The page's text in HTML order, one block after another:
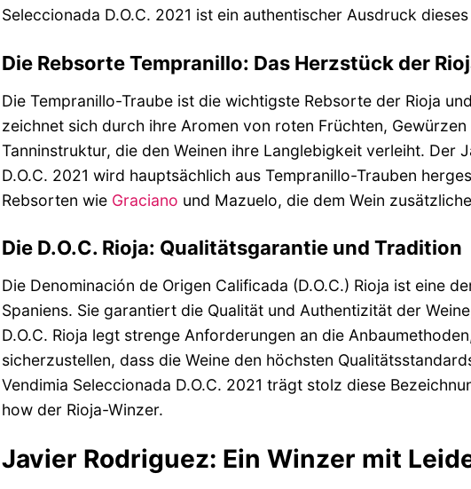
Seleccionada D.O.C. 2021 ist ein authentischer Ausdruck
Die Rebsorte Tempranillo: Das Herzstück der
Die Tempranillo-Traube ist die wichtigste Rebsorte der Rioja
zeichnet sich durch ihre Aromen von roten Früchten,
Tanninstruktur, die den Weinen ihre Langlebigkeit verleiht. Der
D.O.C. 2021 wird hauptsächlich aus Tempranillo-Trauben
Rebsorten wie Graciano und Mazuelo, die dem Wein
Die D.O.C. Rioja: Qualitätsgarantie und Tradition
Die Denominación de Origen Calificada (D.O.C.) Rioja ist eine
Spaniens. Sie garantiert die Qualität und Authentizität der
D.O.C. Rioja legt strenge Anforderungen an die
sicherzustellen, dass die Weine den höchsten
Vendimia Seleccionada D.O.C. 2021 trägt stolz diese
how der Rioja-Winzer.
Javier Rodriguez: Ein Winzer mit